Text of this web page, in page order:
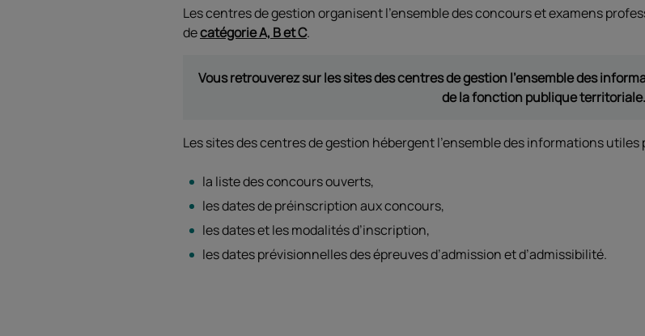
Les centres de gestion organisent l'ensemble des concours et examens
decatégorie A, B et C.
Vous retrouverez sur les sites des centres de gestion l’ensemble des
de la fonction publique territoriale.
Les sites des centres de gestion hébergent l’ensemble des informations
la liste des concours ouverts,
les dates de préinscription aux concours,
les dates et les modalités d’inscription,
les dates prévisionnelles des épreuves d’admission et d’admissibilité.